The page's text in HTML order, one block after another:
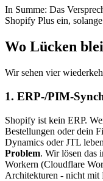
In Summe: Das
Shopify Plus ein,
Wo Lücken
Wir sehen vier
1. ERP-/PIM-
Shopify ist kein ERP.
Bestellungen oder dein
Dynamics oder JTL
Problem. Wir lösen das
Workern (Cloudflare
Architekturen - nicht mit